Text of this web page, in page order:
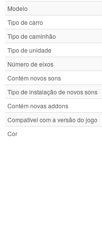
Modelo
Tipo de carro
Tipo de caminhão
Tipo de unidade
Número de eixos
Contém novos sons
Tipo de instalação de novos sons
Contém novas addons
Compatível com a versão do jogo
Cor